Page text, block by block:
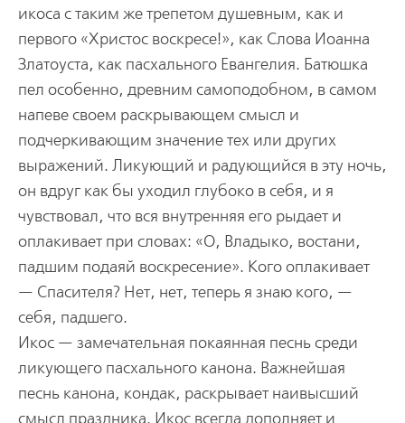
икоса с таким же трепетом душевным, как и
первого «Христос воскресе!», как Слова Иоанна
Златоуста, как пасхального Евангелия. Батюшка
пел особенно, древним самоподобном, в самом
напеве своем раскрывающем смысл и
подчеркивающим значение тех или других
выражений. Ликующий и радующийся в эту ночь,
он вдруг как бы уходил глубоко в себя, и я
чувствовал, что вся внутренняя его рыдает и
оплакивает при словах: «О, Владыко, востани,
падшим подаяй воскресение». Кого оплакивает
— Спасителя? Нет, нет, теперь я знаю кого, —
себя, падшего.
Икос — замечательная покаянная песнь среди
ликующего пасхального канона. Важнейшая
песнь канона, кондак, раскрывает наивысший
смысл праздника. Икос всегда дополняет и